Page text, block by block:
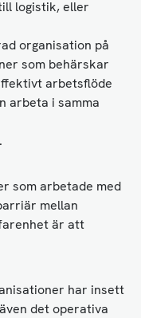
logistik, eller
organisation på
som behärskar
arbetsflöde
arbeta i samma
som arbetade med
mellan
är att
har insett
det operativa